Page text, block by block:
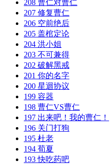
208 曹仁对曹仁
207 修复曹仁
206 空前绝后
205 盖棺定论
204 洪小姐
203 不可兼得
202 破解黑戒
201 你的名字
200 星迴协议
199 容器
198 曹仁VS曹仁
197 出来吧！我的曹仁！
196 关门打狗
195 杜老
194 荀夏
193 快吃药吧